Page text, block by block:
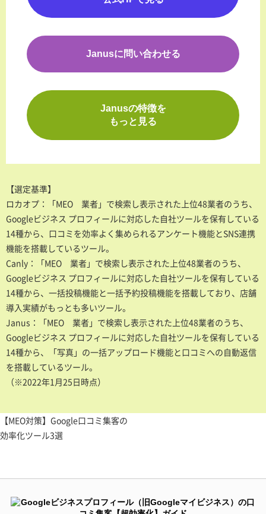
Janusに問い合わせる
Janusの特徴を
もっと見る
【選定基準】
ロカオプ：「MEO 業者」で検索し表示された上位48業者のうち、
Googleビジネス プロフィールに対応した自社ツールを保有している
14種から、口コミを効率よく集められるアンケート機能とSNS連携
機能を搭載しているツール。
Canly：「MEO 業者」で検索し表示された上位48業者のうち、
Googleビジネス プロフィールに対応した自社ツールを保有している
14種から、一括投稿機能と一括予約投稿機能を搭載しており、店舗
導入実績がもっとも多いツール。
Janus：「MEO 業者」で検索し表示された上位48業者のうち、
Googleビジネス プロフィールに対応した自社ツールを保有している
14種から、「写真」の一括アップロード機能と口コミへの自動返信
を搭載しているツール。
（※2022年1月25日時点）
【MEO対策】 Google口コミ集客の
効率化ツール3選